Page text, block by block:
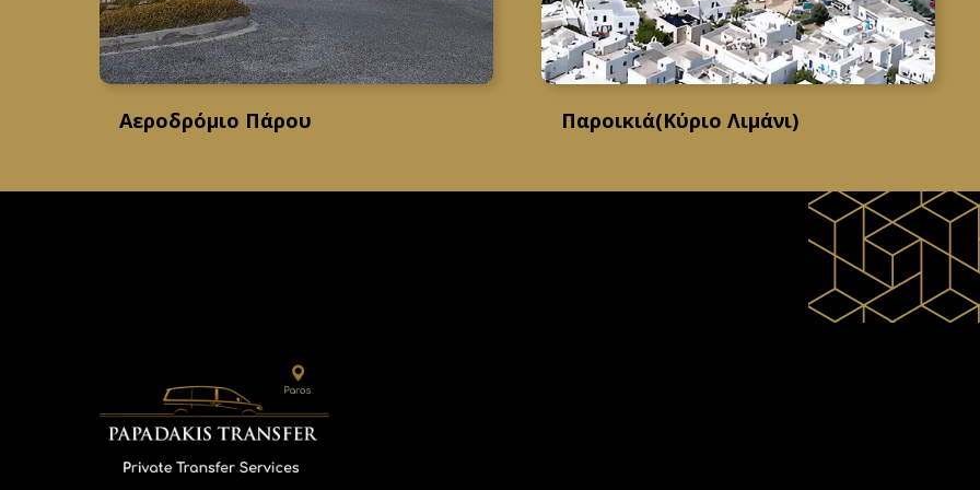
Αεροδρόμιο Πάρου Παροικιά(Κύριο Λιμάνι)